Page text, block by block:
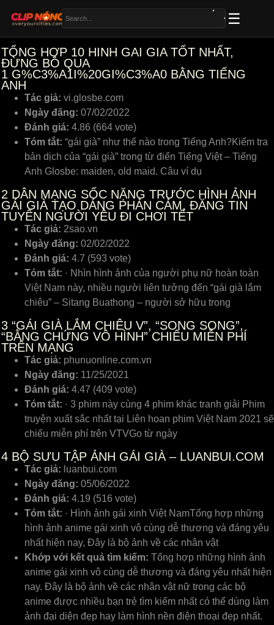
TỔNG HỢP 10 HINH GAI GIA TỐT NHẤT,
ĐỪNG BỎ QUA
1 G%C3%A1I%20GI%C3%A0 BẰNG TIẾNG
ANH
Tác giả: vi.glosbe.com
Ngày đăng: 07/02/2022
Đánh giá: 4.86 (664 vote)
Tóm tắt: “gái già” như thế nào trong Tiếng Anh?Kiểm tra
bản dịch của “gái già” trong từ điển Tiếng Việt – Tiếng
Anh Glosbe: maiden, old maid. Câu ví dụ
2 DÂN MẠNG SỐC NẶNG TRƯỚC HÌNH ẢNH
GÁI GIÀ TẠO DÁNG PHẢN CẢM, ĐĂNG TIN
TUYỂN NGƯỜI YÊU ĐI CHƠI TẾT
Tác giả: 2sao.vn
Ngày đăng: 02/02/2022
Đánh giá: 4.7 (593 vote)
Tóm tắt: · Nhìn hình ảnh của người phụ nữ hoàn toàn
Việt Nam này, nhiều người liên tưởng đến “gái già lắm
chiêu” – Sitang Buathong – người sở hữu trong
3 “GÁI GIÀ LẮM CHIÊU V”, “SONG SONG”,
“BẰNG CHỨNG VÔ HÌNH” CHIẾU MIỄN PHÍ
TRÊN MẠNG
Tác giả: phunuonline.com.vn
Ngày đăng: 11/25/2021
Đánh giá: 4.47 (409 vote)
Tóm tắt: · 3 phim này cùng 4 phim khác tranh giải Phim
truyện xuất sắc nhất tại Liên hoan phim Việt Nam 2021 sẽ
chiếu miễn phí trên VTVGo từ ngày
4 BỘ SƯU TẬP ẢNH GÁI GIÀ – LUANBUI.COM
Tác giả: luanbui.com
Ngày đăng: 05/06/2022
Đánh giá: 4.19 (516 vote)
Tóm tắt: · Hình ảnh gái xinh Việt NamTổng hợp những
hình ảnh anime gái xinh vô cùng dễ thương và đáng yêu
nhất hiện nay, Đây là bộ ảnh về các nhân vật
Khớp với kết quả tìm kiếm: Tổng hợp những hình ảnh
anime gái xinh vô cùng dễ thương và đáng yêu nhất hiện
nay. Đây là bộ ảnh về các nhân vật nữ trong các bộ
anime được nhiều bạn trẻ tìm kiếm nhất có thể dùng làm
ảnh đại diện đẹp hay làm hình nền điện thoại đẹp nhất.